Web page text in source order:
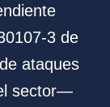
3 de
ataques
sector—